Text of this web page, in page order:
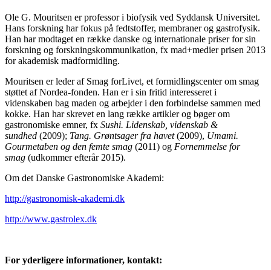
Ole G. Mouritsen er professor i biofysik ved Syddansk Universitet.
Hans forskning har fokus på fedtstoffer, membraner og gastrofysik.
Han har modtaget en række danske og internationale priser for sin
forskning og forskningskommunikation, fx mad+medier prisen 2013
for akademisk madformidling.
Mouritsen er leder af Smag forLivet, et formidlingscenter om smag
støttet af Nordea-fonden. Han er i sin fritid interesseret i
videnskaben bag maden og arbejder i den forbindelse sammen med
kokke. Han har skrevet en lang række artikler og bøger om
gastronomiske emner, fx Sushi. Lidenskab, videnskab &
sundhed (2009); Tang. Grøntsager fra havet(2009), Umami.
Gourmetaben og den femte smag (2011) og Fornemmelse for
smag (udkommer efterår 2015).
Om det Danske Gastronomiske Akademi:
http://gastronomisk-akademi.dk
http://www.gastrolex.dk
For yderligere informationer, kontakt: